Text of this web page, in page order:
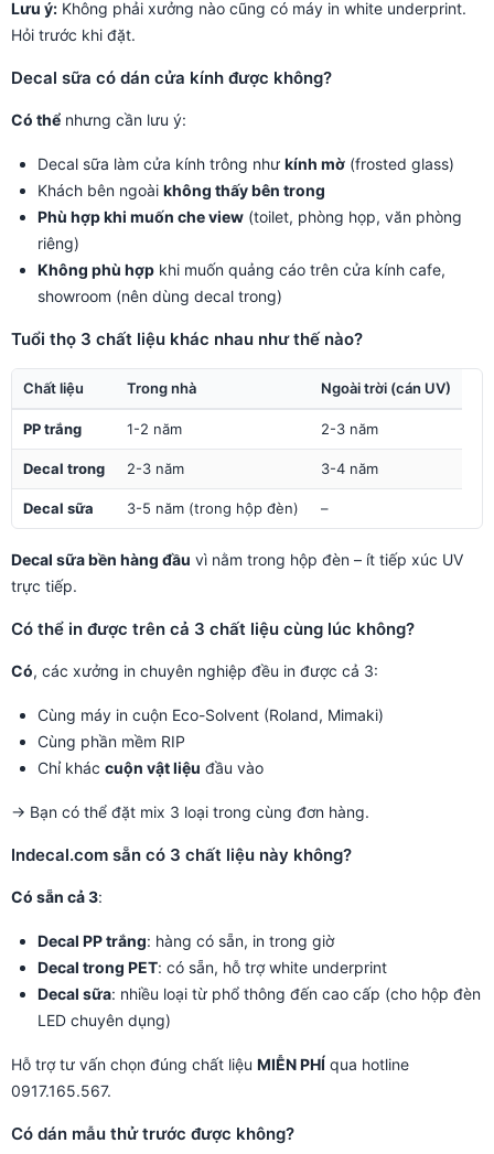
Lưu ý: Không phải xưởng nào cũng có máy in white underprint.
Hỏi trước khi đặt.
Decal sữa có dán cửa kính được không?
Có thể nhưng cần lưu ý:
Decal sữa làm cửa kính trông như kính mờ (frosted glass)
Khách bên ngoài không thấy bên trong
Phù hợp khi muốn che view (toilet, phòng họp, văn phòng
riêng)
Không phù hợp khi muốn quảng cáo trên cửa kính cafe,
showroom (nên dùng decal trong)
Tuổi thọ 3 chất liệu khác nhau như thế nào?
Chất liệu Trong nhà Ngoài trời (cán UV)
PP trắng 1-2 năm 2-3 năm
Decal trong 2-3 năm 3-4 năm
Decal sữa 3-5 năm (trong hộp đèn) –
Decal sữa bền hàng đầu vì nằm trong hộp đèn – ít tiếp xúc UV
trực tiếp.
Có thể in được trên cả 3 chất liệu cùng lúc không?
Có, các xưởng in chuyên nghiệp đều in được cả 3:
Cùng máy in cuộn Eco-Solvent (Roland, Mimaki)
Cùng phần mềm RIP
Chỉ khác cuộn vật liệu đầu vào
→ Bạn có thể đặt mix 3 loại trong cùng đơn hàng.
Indecal.com sẵn có 3 chất liệu này không?
Có sẵn cả 3:
Decal PP trắng: hàng có sẵn, in trong giờ
Decal trong PET: có sẵn, hỗ trợ white underprint
Decal sữa: nhiều loại từ phổ thông đến cao cấp (cho hộp đèn
LED chuyên dụng)
Hỗ trợ tư vấn chọn đúng chất liệu MIỄN PHÍ qua hotline
0917.165.567.
Có dán mẫu thử trước được không?